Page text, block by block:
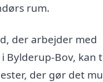
rum.
der arbejder med
Bylderup-Bov, kan
der gør det